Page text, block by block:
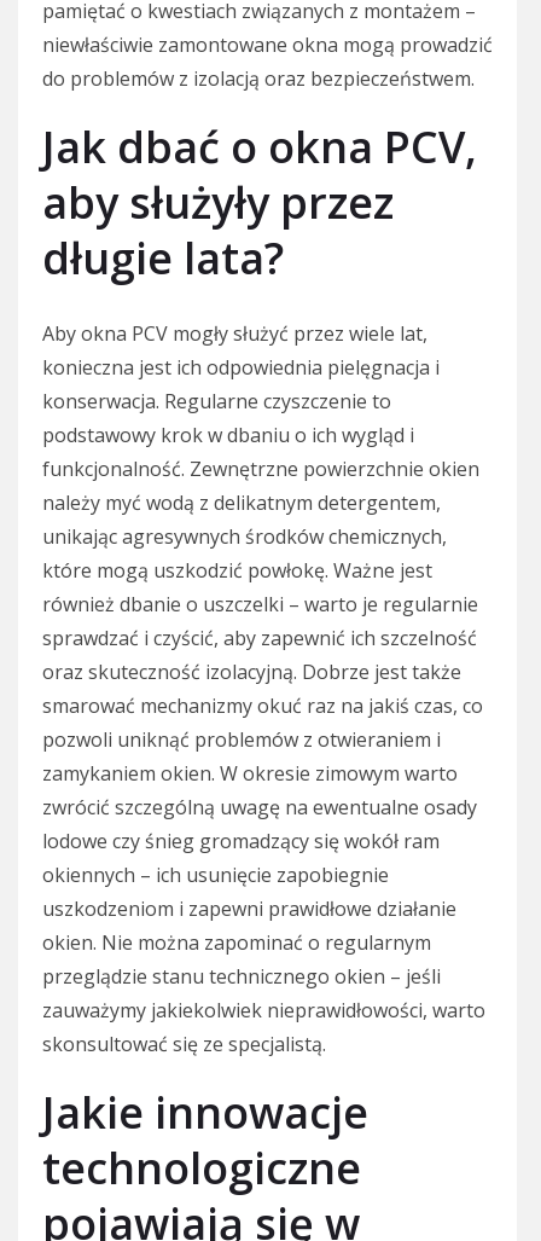
pamiętać o kwestiach związanych z montażem –
niewłaściwie zamontowane okna mogą prowadzić
do problemów z izolacją oraz bezpieczeństwem.
Jak dbać o okna PCV,
aby służyły przez
długie lata?
Aby okna PCV mogły służyć przez wiele lat,
konieczna jest ich odpowiednia pielęgnacja i
konserwacja. Regularne czyszczenie to
podstawowy krok w dbaniu o ich wygląd i
funkcjonalność. Zewnętrzne powierzchnie okien
należy myć wodą z delikatnym detergentem,
unikając agresywnych środków chemicznych,
które mogą uszkodzić powłokę. Ważne jest
również dbanie o uszczelki – warto je regularnie
sprawdzać i czyścić, aby zapewnić ich szczelność
oraz skuteczność izolacyjną. Dobrze jest także
smarować mechanizmy okuć raz na jakiś czas, co
pozwoli uniknąć problemów z otwieraniem i
zamykaniem okien. W okresie zimowym warto
zwrócić szczególną uwagę na ewentualne osady
lodowe czy śnieg gromadzący się wokół ram
okiennych – ich usunięcie zapobiegnie
uszkodzeniom i zapewni prawidłowe działanie
okien. Nie można zapominać o regularnym
przeglądzie stanu technicznego okien – jeśli
zauważymy jakiekolwiek nieprawidłowości, warto
skonsultować się ze specjalistą.
Jakie innowacje
technologiczne
pojawiają się w